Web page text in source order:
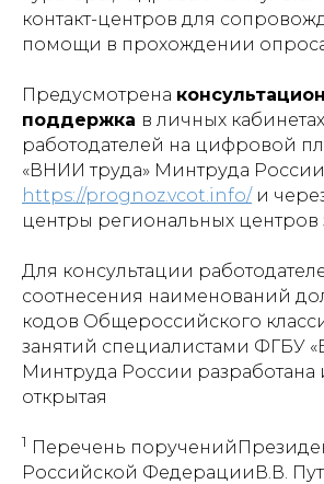
контакт-центров для
помощи в прохождении
Предусмотрена
поддержка в личных кабинетах
работодателей на цифровой
«ВНИИ труда» Минтруда России
https://prognoz.vcot.info/и
центры региональных центров
Для консультации
соотнесения наименований
кодов Общероссийского
занятий специалистами ФГБУ
Минтруда России разработана
открытая
1 Перечень
Российской ФедерацииВ.В.